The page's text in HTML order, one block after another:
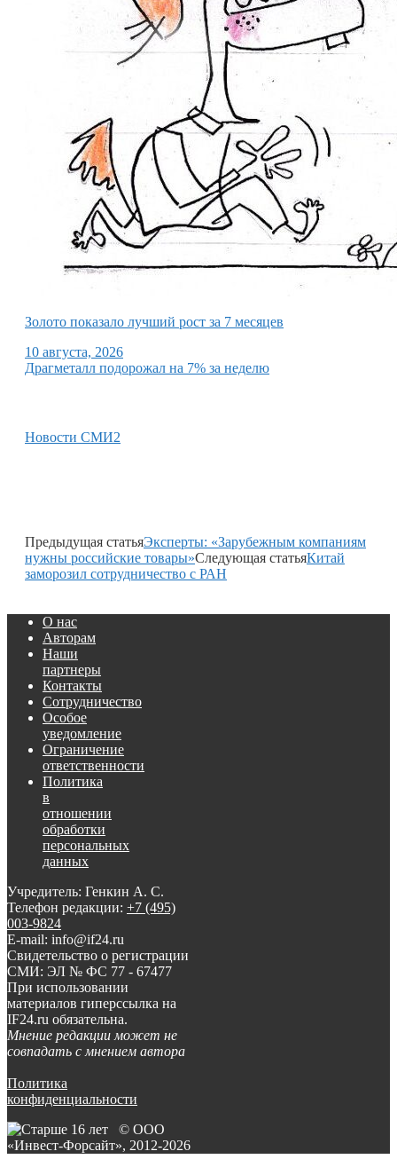
Золото показало лучший рост за 7 месяцев
10 августа, 2026
Драгметалл подорожал на 7% за неделю
Новости СМИ2
Предыдущая статьяЭксперты: «Зарубежным компаниям
нужны российские товары»Следующая статьяКитай
заморозил сотрудничество с РАН
О нас
Авторам
Наши
партнеры
Контакты
Сотрудничество
Особое
уведомление
Ограничение
ответственности
Политика
в
отношении
обработки
персональных
данных
Учредитель: Генкин А. С.
Телефон редакции: +7 (495)
003-9824
E-mail: info@if24.ru
Свидетельство о регистрации
СМИ: ЭЛ № ФС 77 - 67477
При использовании
материалов гиперссылка на
IF24.ru обязательна.
Мнение редакции может не
совпадать с мнением автора
Политика
конфиденциальности
© ООО
«Инвест-Форсайт», 2012-2026